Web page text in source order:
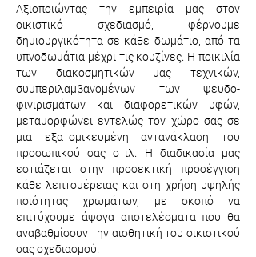
Αξιοποιώντας την εμπειρία μας στον
οικιστικό σχεδιασμό, φέρνουμε
δημιουργικότητα σε κάθε δωμάτιο, από τα
υπνοδωμάτια μέχρι τις κουζίνες. Η ποικιλία
των διακοσμητικών μας τεχνικών,
συμπεριλαμβανομένων των ψευδο-
φινιρισμάτων και διαφορετικών υφών,
μεταμορφώνει εντελώς τον χώρο σας σε
μια εξατομικευμένη αντανάκλαση του
προσωπικού σας στιλ. Η διαδικασία μας
εστιάζεται στην προσεκτική προσέγγιση
κάθε λεπτομέρειας και στη χρήση υψηλής
ποιότητας χρωμάτων, με σκοπό να
επιτύχουμε άψογα αποτελέσματα που θα
αναβαθμίσουν την αισθητική του οικιστικού
σας σχεδιασμού.